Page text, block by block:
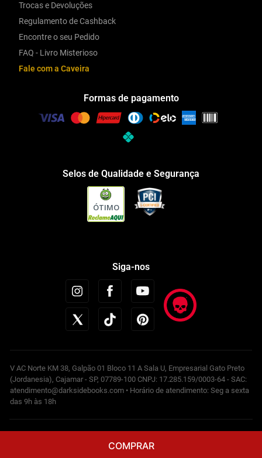
COMPRAR
Trocas e Devoluções
Regulamento de Cashback
Encontre o seu Pedido
FAQ - Livro Misterioso
Fale com a Caveira
Formas de pagamento
Selos de Qualidade e Segurança
ÓTIMO
Siga-nos
V AC Norte KM 38, Galpão 01 Bloco 11 A Sala U, Empresarial Gato Preto
(Jordanesia), Cajamar - SP, 07789-100 CNPJ: 17.285.159/0003-64 - SAC:
atendimento@darksidebooks.com • Horário de atendimento: Seg a sexta
das 9h às 18h